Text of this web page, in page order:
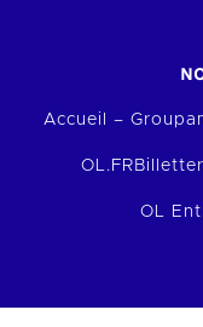
Accueil –
OL.FR
OL